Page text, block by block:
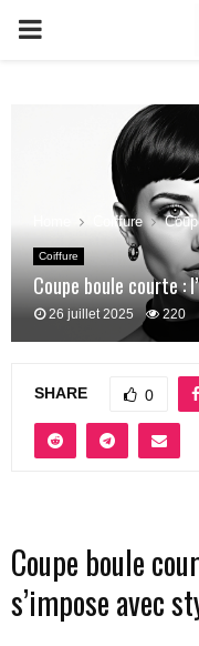
PRIMARY
Coiffure
Coiffure
Coupe boule courte :
26 juillet 2025 220
SHARE 0
Coupe boule
s’impose avec